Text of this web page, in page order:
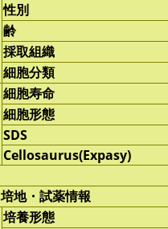
性別
齢
採取組織
細胞分類
細胞寿命
細胞形態
SDS
Cellosaurus(Expasy)
培地・試薬情報
培養形態